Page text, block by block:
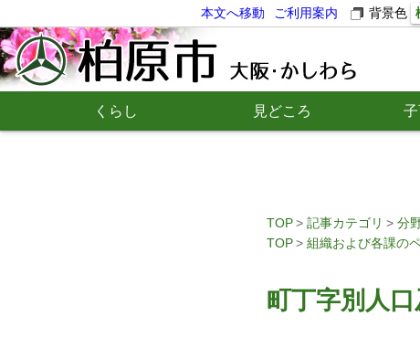
本文へ移動 ご利用案内 背景色
くらし 見どころ
TOP 記事カテゴリ 分
TOP
組織および各課の
町丁字別人口